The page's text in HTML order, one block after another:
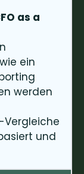
as a
ein
werden
Vergleiche
und